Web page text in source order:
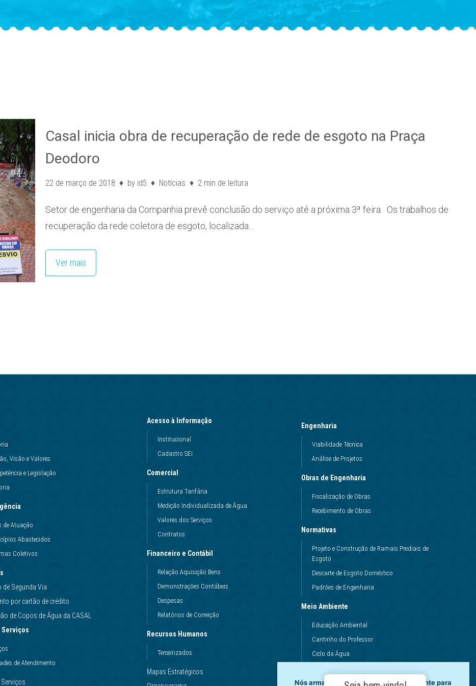
Casal inicia obra de recuperação de rede de esgoto na Praça
Deodoro
22 de março de 2018 by id5 Notícias 2 min de leitura
Setor de engenharia da Companhia prevê conclusão do serviço até a próxima 3ª feira Os trabalhos de
recuperação da rede coletora de esgoto, localizada…
Ver mais
Visão e Valores
e Legislação
de Atuação
Abastecidos
Coletivos
de Segunda Via
por cartão de crédito
de Copos de Água da CASAL
Serviços
de Atendimento
Acesso à Informação
Institucional
Cadastro SEI
Comercial
Estrutura Tarifária
Medição Individualizada de Água
Valores dos Serviços
Contratos
Financeiro e Contábil
Relação Aquisição Bens
Demonstrações Contábeis
Despesas
Relatórios de Correição
Recursos Humanos
Terceirizados
Mapas Estratégicos
Engenharia
Viabilidade Técnica
Análise de Projetos
Obras de Engenharia
Fiscalização de Obras
Recebimento de Obras
Normativas
Projeto e Construção de Ramais Prediais de
Esgoto
Descarte de Esgoto Doméstico
Padrões de Engenharia
Meio Ambiente
Educação Ambiental
Cantinho do Professor
Ciclo da Água
Dinâmicas da Escola
Nós armazenamos dados temporariamente para